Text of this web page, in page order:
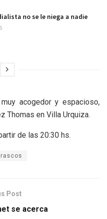
no se le niega a nadie
acogedor y espacioso,
Thomas en Villa Urquiza.
de las 20:30 hs.
Post
se acerca